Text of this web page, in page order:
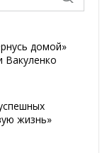
домой»
Вакуленко
жизнь»